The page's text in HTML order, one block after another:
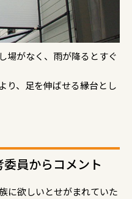
場がなく、雨が降るとすぐ
り、足を伸ばせる縁台とし
員からコメント
に欲しいとせがまれていた